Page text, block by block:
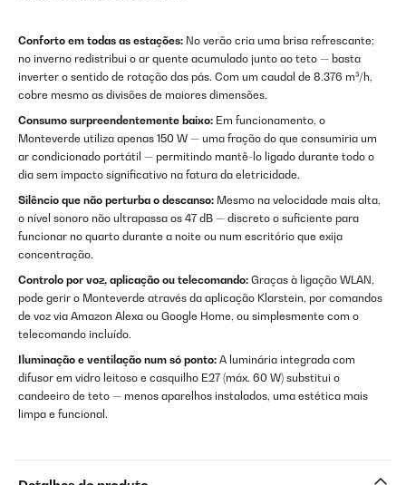
Conforto em todas as estações: No verão cria uma brisa refrescante;
no inverno redistribui o ar quente acumulado junto ao teto — basta
inverter o sentido de rotação das pás. Com um caudal de 8.376 m³/h,
cobre mesmo as divisões de maiores dimensões.
Consumo surpreendentemente baixo: Em funcionamento, o
Monteverde utiliza apenas 150 W — uma fração do que consumiria um
ar condicionado portátil — permitindo mantê-lo ligado durante todo o
dia sem impacto significativo na fatura da eletricidade.
Silêncio que não perturba o descanso: Mesmo na velocidade mais alta,
o nível sonoro não ultrapassa os 47 dB — discreto o suficiente para
funcionar no quarto durante a noite ou num escritório que exija
concentração.
Controlo por voz, aplicação ou telecomando: Graças à ligação WLAN,
pode gerir o Monteverde através da aplicação Klarstein, por comandos
de voz via Amazon Alexa ou Google Home, ou simplesmente com o
telecomando incluído.
Iluminação e ventilação num só ponto: A luminária integrada com
difusor em vidro leitoso e casquilho E27 (máx. 60 W) substitui o
candeeiro de teto — menos aparelhos instalados, uma estética mais
limpa e funcional.